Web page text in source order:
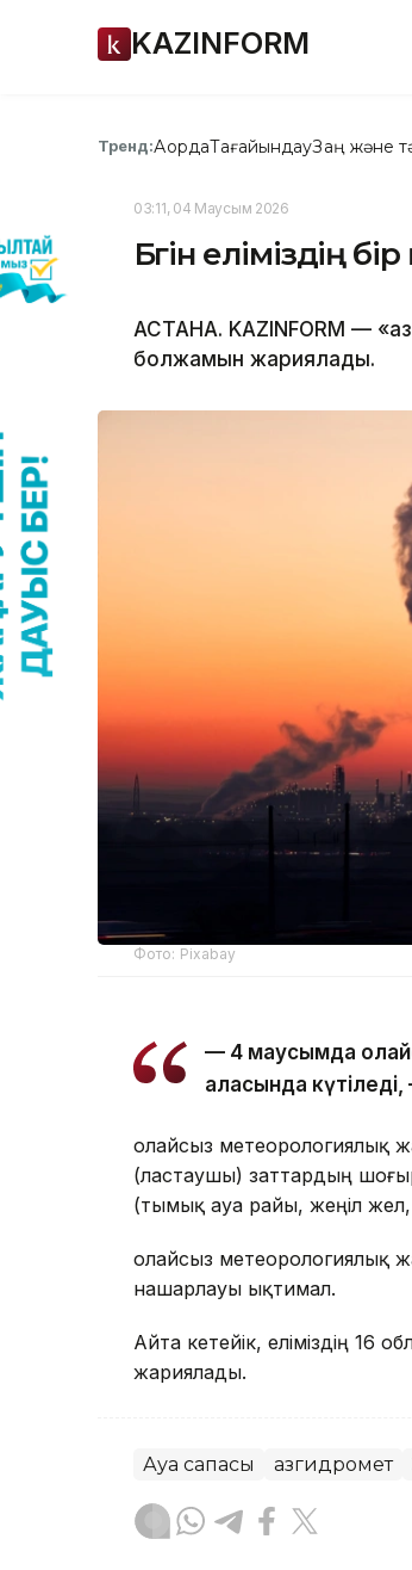
KAZINFORM
Тренд:АқордаТағайындауЗаң және
03:11, 04 Маусым 2026
Бүгін еліміздің
АСТАНА. KAZINFORM —
болжамын жариялады.
Фото: Pixabay
— 4 маусымда
қаласында
Қолайсыз метеорологиялық
(ластаушы) заттардың
(тымық ауа райы, жеңіл
Қолайсыз метеорологиялық
нашарлауы ықтимал.
Айта кетейік, еліміздің
жариялады.
Ауа сапасы Қазгидромет